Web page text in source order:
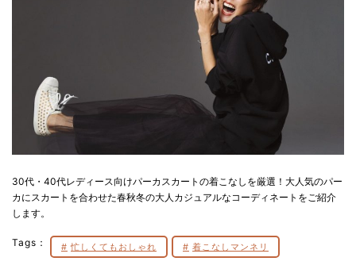
30代・40代レディース向けパーカスカートの着こなしを厳選！大人気のパー
カにスカートを合わせた春秋冬の大人カジュアルなコーディネートをご紹介
します。
Tags： 忙しくてもおしゃれ 着こなしマンネリ